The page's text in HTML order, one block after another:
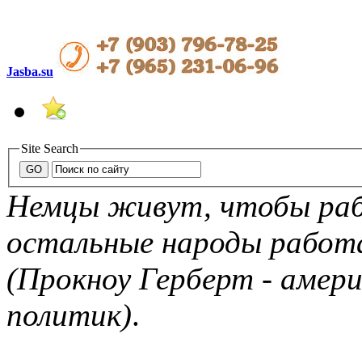
Jasba.su
Site Search
Немцы живут, чтобы
остальные народы
(Прокноу Герберт -
политик).